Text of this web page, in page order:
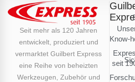
Seit mehr als 120 Jahren
entwickelt, produziert und
vermarktet Guilbert Express
eine Reihe von beheizten
Werkzeugen, Zubehör und
Know-
seit